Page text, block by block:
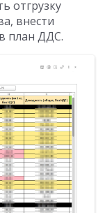
отгрузку
внести
план ДДС.